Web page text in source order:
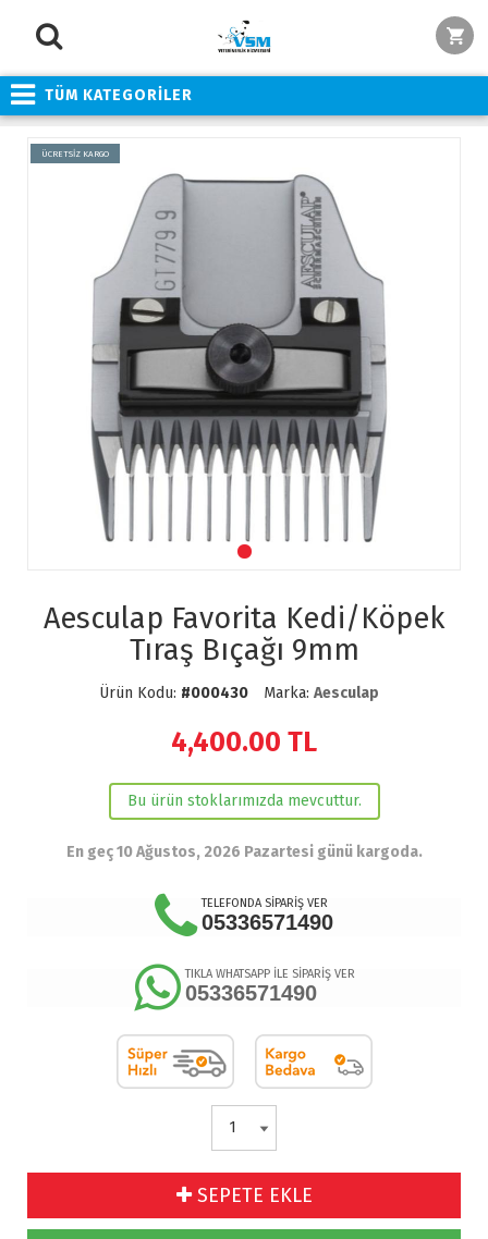
TÜM KATEGORİLER
ÜCRETSİZ KARGO
Aesculap Favorita Kedi/Köpek
Tıraş Bıçağı 9mm
Ürün Kodu: #000430 Marka: Aesculap
4,400.00 TL
Bu ürün stoklarımızda mevcuttur.
En geç 10 Ağustos, 2026 Pazartesi günü kargoda.
TELEFONDA SİPARİŞ VER
05336571490
TIKLA WHATSAPP İLE SİPARİŞ VER
05336571490
SEPETE EKLE